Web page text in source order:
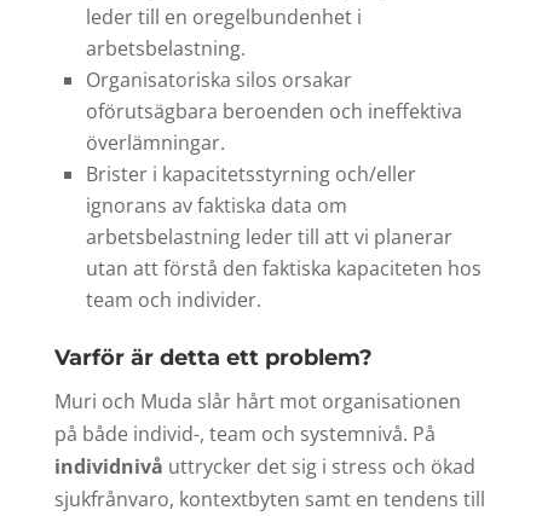
leder till en oregelbundenhet i
arbetsbelastning.
Organisatoriska silos orsakar
oförutsägbara beroenden och ineffektiva
överlämningar.
Brister i kapacitetsstyrning och/eller
ignorans av faktiska data om
arbetsbelastning leder till att vi planerar
utan att förstå den faktiska kapaciteten hos
team och individer.
Varför är detta ett problem?
Muri och Muda slår hårt mot organisationen
på både individ-, team och systemnivå. På
individnivå uttrycker det sig i stress och ökad
sjukfrånvaro, kontextbyten samt en tendens till